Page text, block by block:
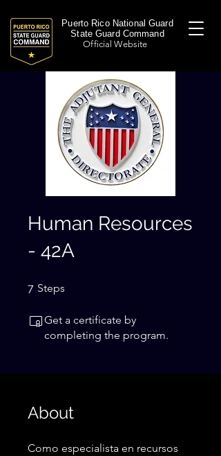
Puerto Rico National Guard
State Guard Command
Official Website
Human Resources
- 42A
7 Steps
Get a certificate by
completing the program.
About
Como especialista en recursos